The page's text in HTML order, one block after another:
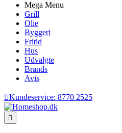
Mega Menu
Grill
Olie
Byggeri
Fritid
Hus
Udvalgte
Brands
Avis
Kundeservice: 8770 2525
